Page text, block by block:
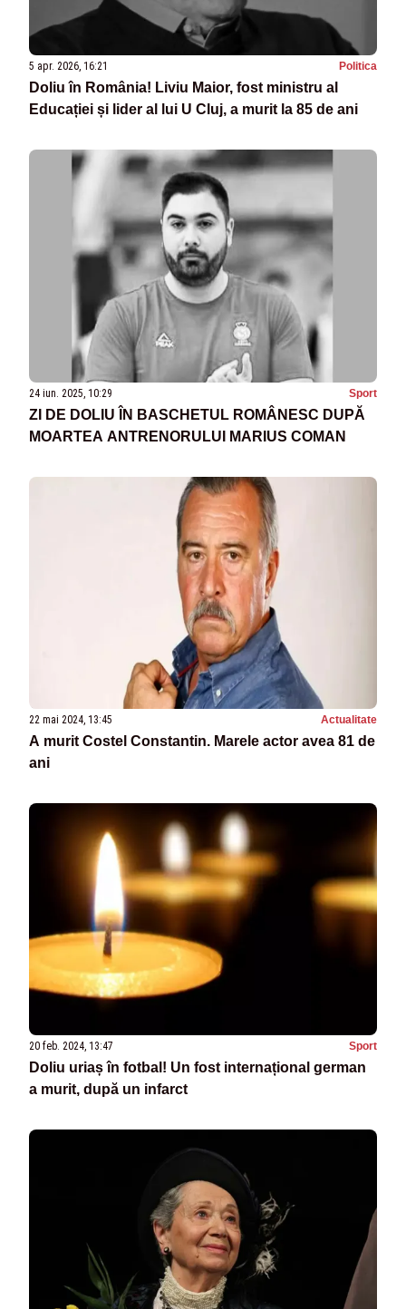
5 apr. 2026, 16:21 Politica
Doliu în România! Liviu Maior, fost ministru al
Educației și lider al lui U Cluj, a murit la 85 de ani
24 iun. 2025, 10:29 Sport
ZI DE DOLIU ÎN BASCHETUL ROMÂNESC DUPĂ
MOARTEA ANTRENORULUI MARIUS COMAN
22 mai 2024, 13:45 Actualitate
A murit Costel Constantin. Marele actor avea 81 de
ani
20 feb. 2024, 13:47 Sport
Doliu uriaș în fotbal! Un fost internațional german
a murit, după un infarct